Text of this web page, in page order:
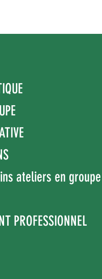
ateliers en groupe
PROFESSIONNEL